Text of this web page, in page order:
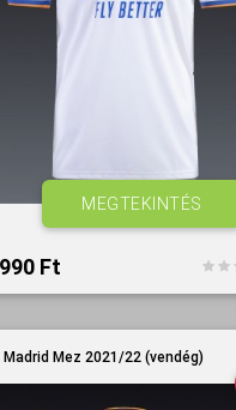
Ft‎
MEGTEKINTÉS
Madrid Mez 2021/22 (vendég)